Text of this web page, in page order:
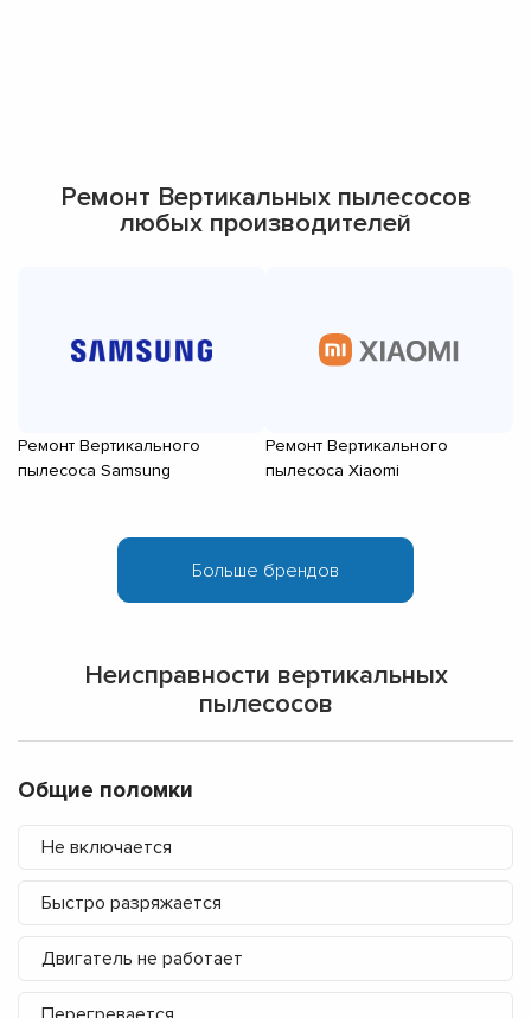
Ремонт Вертикальных пылесосов
любых производителей
Ремонт Вертикального
пылесоса Samsung
Ремонт Вертикального
пылесоса Xiaomi
Неисправности вертикальных
пылесосов
Общие поломки
Не включается
Быстро разряжается
Двигатель не работает